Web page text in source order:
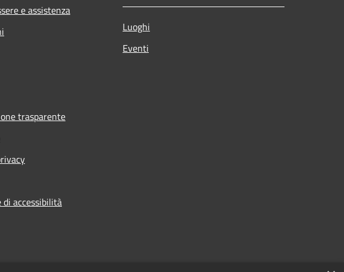
e assistenza
Luoghi
Eventi
trasparente
di accessibilità